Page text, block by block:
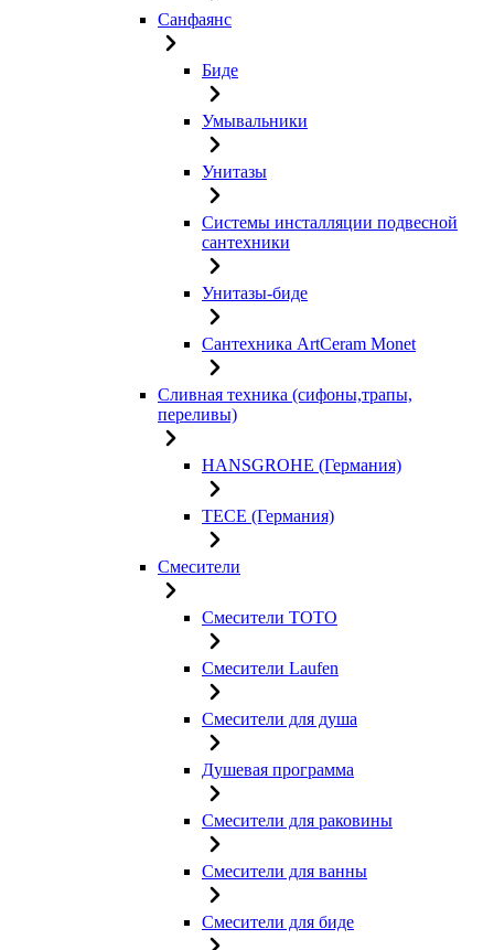
Санфаянс
Биде
Умывальники
Унитазы
Системы инсталляции подвесной
сантехники
Унитазы-биде
Сантехника ArtCeram Monet
Сливная техника (сифоны,трапы,
переливы)
HANSGROHE (Германия)
TECE (Германия)
Смесители
Смесители TOTO
Смесители Laufen
Смесители для душа
Душевая программа
Смесители для раковины
Смесители для ванны
Смесители для биде